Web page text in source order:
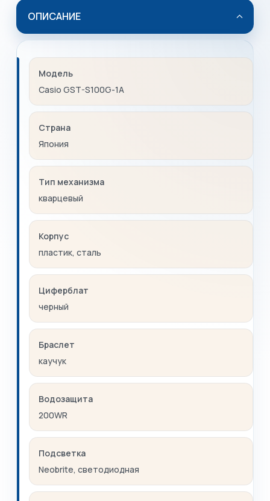
ОПИСАНИЕ
Модель
Casio GST-S100G-1A
Страна
Япония
Тип механизма
кварцевый
Корпус
пластик, сталь
Циферблат
черный
Браслет
каучук
Водозащита
200WR
Подсветка
Neobrite, светодиодная